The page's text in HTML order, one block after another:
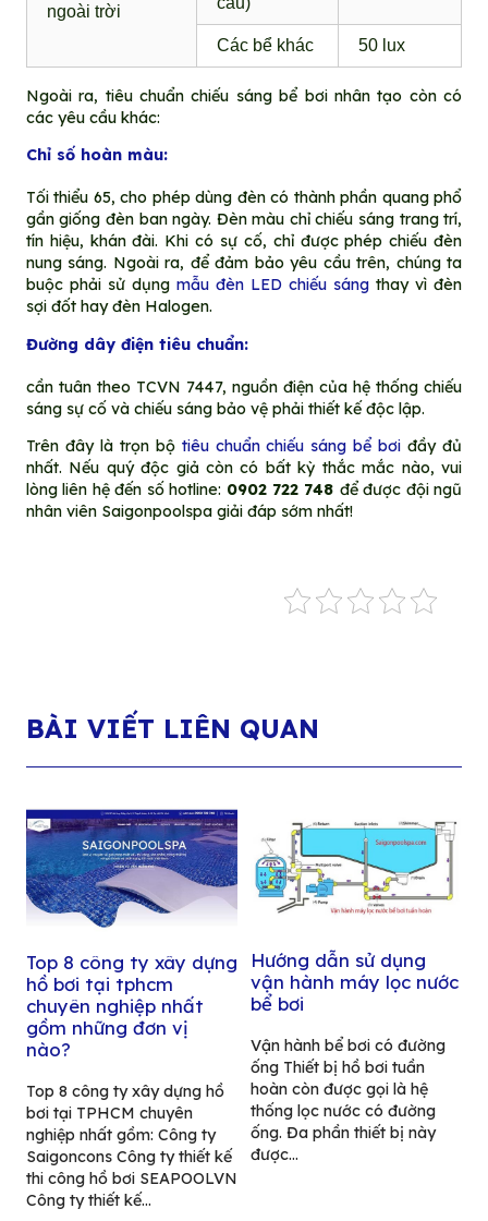
ngoài trời
Các bể khác 50 lux
Ngoài ra, tiêu chuẩn chiếu sáng bể bơi nhân tạo còn có
các yêu cầu khác:
Chỉ số hoàn màu:
Tối thiểu 65, cho phép dùng đèn có thành phần quang phổ
gần giống đèn ban ngày. Đèn màu chỉ chiếu sáng trang trí,
tín hiệu, khán đài. Khi có sự cố, chỉ được phép chiếu đèn
nung sáng. Ngoài ra, để đảm bảo yêu cầu trên, chúng ta
buộc phải sử dụng mẫu đèn LED chiếu sáng thay vì đèn
sợi đốt hay đèn Halogen.
Đường dây điện tiêu chuẩn:
cần tuân theo TCVN 7447, nguồn điện của hệ thống chiếu
sáng sự cố và chiếu sáng bảo vệ phải thiết kế độc lập.
Trên đây là trọn bộ tiêu chuẩn chiếu sáng bể bơi đầy đủ
nhất. Nếu quý độc giả còn có bất kỳ thắc mắc nào, vui
lòng liên hệ đến số hotline: 0902 722 748 để được đội ngũ
nhân viên Saigonpoolspa giải đáp sớm nhất!
BÀI VIẾT LIÊN QUAN
Top 8 công ty xây dựng
hồ bơi tại tphcm
chuyên nghiệp nhất
gồm những đơn vị
nào?
Top 8 công ty xây dựng hồ
bơi tại TPHCM chuyên
nghiệp nhất gồm: Công ty
Saigoncons Công ty thiết kế
thi công hồ bơi SEAPOOLVN
Công ty thiết kế...
Hướng dẫn sử dụng
vận hành máy lọc nước
bể bơi
Vận hành bể bơi có đường
ống Thiết bị hồ bơi tuần
hoàn còn được gọi là hệ
thống lọc nước có đường
ống. Đa phần thiết bị này
được...